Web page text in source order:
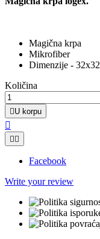
Magična krpa
Mikrofiber
Dimenzije - 32x32
Količina
 U korpu

 
Facebook
Write your review